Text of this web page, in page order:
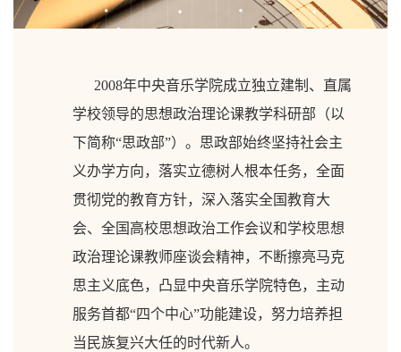
2008年中央音乐学院成立独立建制、直属
学校领导的思想政治理论课教学科研部（以
下简称“思政部”）。思政部始终坚持社会主
义办学方向，落实立德树人根本任务，全面
贯彻党的教育方针，深入落实全国教育大
会、全国高校思想政治工作会议和学校思想
政治理论课教师座谈会精神，不断擦亮马克
思主义底色，凸显中央音乐学院特色，主动
服务首都“四个中心”功能建设，努力培养担
当民族复兴大任的时代新人。